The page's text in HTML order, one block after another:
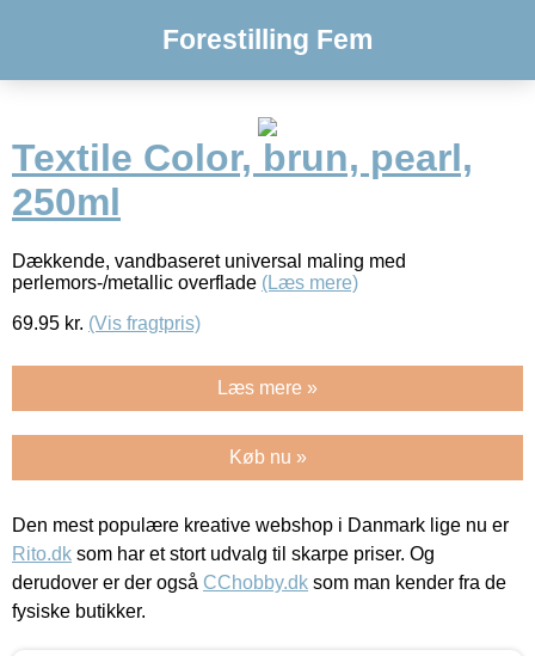
Forestilling Fem
Textile Color, brun, pearl,
250ml
Dækkende, vandbaseret universal maling med
perlemors-/metallic overflade (Læs mere)
69.95 kr. (Vis fragtpris)
Læs mere »
Køb nu »
Den mest populære kreative webshop i Danmark lige nu er
Rito.dk som har et stort udvalg til skarpe priser. Og
derudover er der også CChobby.dk som man kender fra de
fysiske butikker.